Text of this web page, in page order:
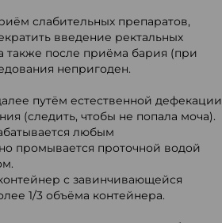
слабительных препаратов,
введение ректальных
также после приёма бария (при
непригоден.
путём естественной дефекации
(следить, чтобы не попала моча).
любым
промывается проточной водой
с завинчивающейся
1/3 объёма контейнера.